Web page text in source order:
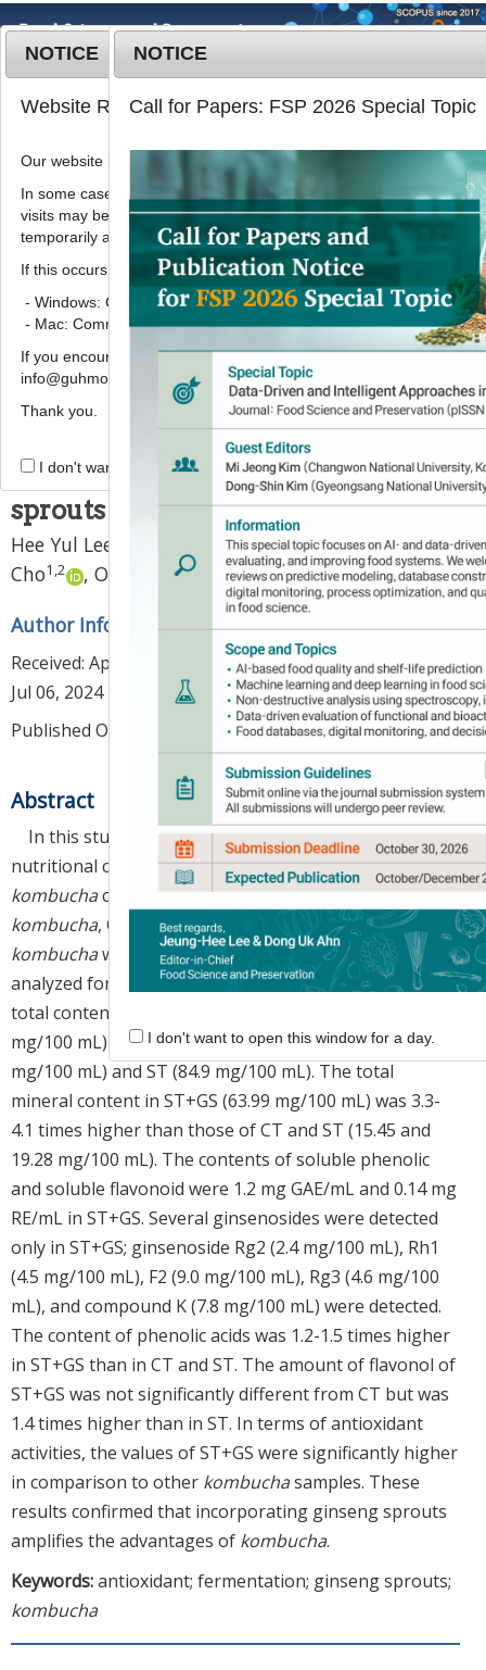
T
o
g
l
e
v
i
g
t
o
MENU
Food Sci. Preserv. 31(4 645
659
pISSN: 3022-5477, eISSN: 3022-5485
DOI:https://doi.org/10.11002/fsp.2024.31.4.645
Research Article
새싹인삼 함유 콤부차의 영양성분 및 생
이희율1,‡ , , 조계만1,2 ,
Nutritional components and
physiological activities of
kombucha
containing ginseng
sprouts
Hee Yul Lee Ga Young Lee1,‡ ,Kye Man
Cho1 ,2 , Ok Soo Joo2
Author Information & Copyright▼
Received: Apr 09, 2024 ; Revised:Jun 20, 2024; Accepted:
Jul 06, 2024
Published Online: Aug 30, 2024
Abstract
In this study, the physicochemical properties,
nutritional components, and antioxidant activities of
kombuchacontaining ginseng sprouts (control
kombucha, CT; strawberry kombucha , ST ; strawberry
kombuchawith 2% ginseng sprout, ST+GS) were
analyzed for comparison of quality characteristics. The
total content of free amino acids in ST+GS (273.38
mg/100 mL) was 3.2-14.5 times higher than in CT (18.9
mg/100 mL) and ST (84.9 mg/100 mL). The total
mineral content in ST+GS (63.99 mg/100 mL) was 3.3-
4.1 times higher than those of CT and ST (15.45 and
19.28 mg/100 mL). The contents of soluble phenolic
and soluble flavonoid were 1.2 mg GAE/mL and 0.14 mg
RE/mL in ST+GS. Several ginsenosides were detected
only in ST+GS; ginsenoside Rg2 (2.4 mg/100 mL), Rh1
(4.5 mg/100 mL), F2 (9.0 mg/100 mL), Rg3 (4.6 mg/100
mL), and compound K (7.8 mg/100 mL) were detected.
The content of phenolic acids was 1.2-1.5 times higher
in ST+GS than in CT and ST. The amount of flavonol of
ST+GS was not significantly different from CT but was
1.4 times higher than in ST. In terms of antioxidant
activities, the values of ST+GS were significantly higher
in comparison to other kombuchasamples. These
results confirmed that incorporating ginseng sprouts
amplifies the advantages of kombucha.
Keywords:antioxidant; fermentation; ginseng sprouts;
kombucha
NOTICE
Website Renewal Notice
Our website has recently been renewed.
In some cases, images, CSS files, or other settings saved in your
visits may be reused instead of downloading the latest files. As a
temporarily appear incorrectly or may not display properly.
If this occurs, please perform a hard refresh.
- Windows: Ctrl + F5
- Mac: Command + Shift + R
If you encounter any errors or difficulties while using the website,
info@guhmok.com.
Thank you.
I don't want to open this window for a day.
NOTICE
Call for Papers: FSP 2026 Special Topic
I don't want to open this window for a day.